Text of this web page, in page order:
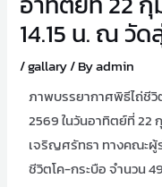
14.15 น. ณ วั
/gallary/ Byadmin
ภาพบรรยากาศพิธีไถ่ชี
2569 ในวันอาทิตย์ที่ 22
เจริญศรัทธา ทางคณะผู้
ชีวิตโค-กระบือ จำนวน